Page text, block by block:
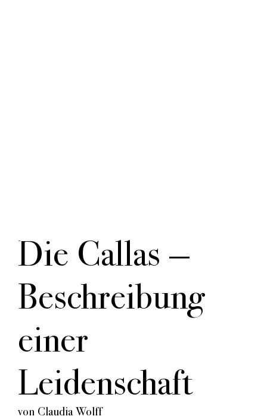
Die Callas —
Beschreibung
einer
Leidenschaft
von Claudia Wolff